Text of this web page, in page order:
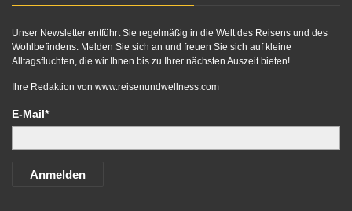
Unser Newsletter entführt Sie regelmäßig in die Welt des Reisens und des
Wohlbefindens. Melden Sie sich an und freuen Sie sich auf kleine
Alltagsfluchten, die wir Ihnen bis zu Ihrer nächsten Auszeit bieten!
Ihre Redaktion von www.reisenundwellness.com
E-Mail*
Anmelden